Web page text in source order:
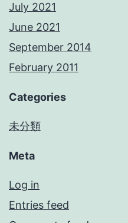
July 2021
June 2021
September 2014
February 2011
Categories
未分類
Meta
Log in
Entries feed